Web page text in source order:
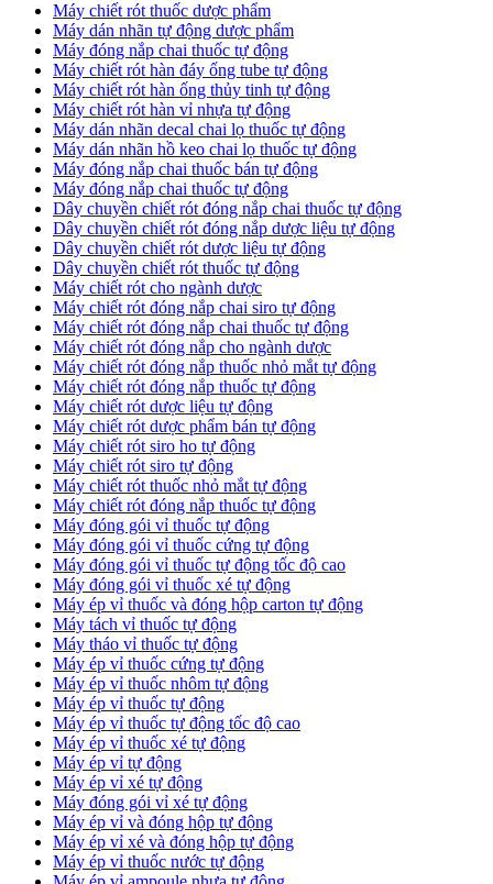
Máy chiết rót thuốc dược phẩm
Máy dán nhãn tự động dược phẩm
Máy đóng nắp chai thuốc tự động
Máy chiết rót hàn đáy ống tube tự động
Máy chiết rót hàn ống thủy tinh tự động
Máy chiết rót hàn vỉ nhựa tự động
​Máy dán nhãn decal chai lọ thuốc tự động
Máy dán nhãn hồ keo chai lọ thuốc tự động
Máy đóng nắp chai thuốc bán tự động
Máy đóng nắp chai thuốc tự động
Dây chuyền chiết rót đóng nắp chai thuốc tự động
​Dây chuyền chiết rót đóng nắp dược liệu tự động
Dây chuyền chiết rót dược liệu tự động
​Dây chuyền chiết rót thuốc tự động
Máy chiết rót cho ngành dược
​Máy chiết rót đóng nắp chai siro tự động
​Máy chiết rót đóng nắp chai thuốc tự động
​Máy chiết rót đóng nắp cho ngành dược
​Máy chiết rót đóng nắp thuốc nhỏ mắt tự động
​Máy chiết rót đóng nắp thuốc tự động
​Máy chiết rót dược liệu tự động
Máy chiết rót dược phẩm bán tự động
​Máy chiết rót siro ho tự động
​Máy chiết rót siro tự động
​Máy chiết rót thuốc nhỏ mắt tự động
​Máy chiết rót đóng nắp thuốc tự động
​Máy đóng gói vỉ thuốc tự động
Máy đóng gói vỉ thuốc cứng tự động
Máy đóng gói vỉ thuốc tự động tốc độ cao
Máy đóng gói vỉ thuốc xé tự động
​Máy ép vỉ thuốc và đóng hộp carton tự động
​Máy tách vỉ thuốc tự động
​Máy tháo vỉ thuốc tự động
​Máy ép vỉ thuốc cứng tự động
Máy ép vỉ thuốc nhôm tự động
Máy ép vỉ thuốc tự động​
​Máy ép vỉ thuốc tự động tốc độ cao
​Máy ép vỉ thuốc xé tự động
​Máy ép vỉ tự động
​Máy ép vỉ xé tự động
​Máy đóng gói vỉ xé tự động
​Máy ép vỉ và đóng hộp tự động
​Máy ép vỉ xé và đóng hộp tự động
​Máy ép vỉ thuốc nước tự động